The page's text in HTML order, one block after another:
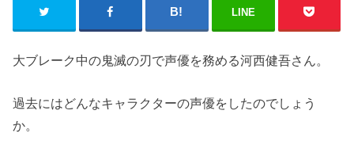
LINE
大ブレーク中の鬼滅の刃で声優を務める河西健吾さん。
過去にはどんなキャラクターの声優をしたのでしょう
か。